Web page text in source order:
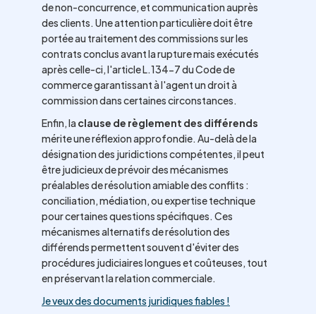
de non-concurrence, et communication auprès
des clients. Une attention particulière doit être
portée au traitement des commissions sur les
contrats conclus avant la rupture mais exécutés
après celle-ci, l'article L.134-7 du Code de
commerce garantissant à l'agent un droit à
commission dans certaines circonstances.
Enfin, la clause de règlement des différends
mérite une réflexion approfondie. Au-delà de la
désignation des juridictions compétentes, il peut
être judicieux de prévoir des mécanismes
préalables de résolution amiable des conflits :
conciliation, médiation, ou expertise technique
pour certaines questions spécifiques. Ces
mécanismes alternatifs de résolution des
différends permettent souvent d'éviter des
procédures judiciaires longues et coûteuses, tout
en préservant la relation commerciale.
Je veux des documents juridiques fiables !